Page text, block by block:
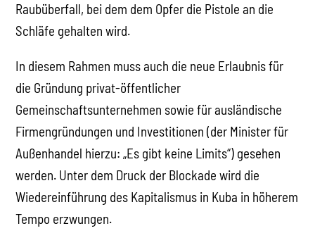
Raubüberfall, bei dem dem Opfer die Pistole an die
Schläfe gehalten wird.
In diesem Rahmen muss auch die neue Erlaubnis für
die Gründung privat-öffentlicher
Gemeinschaftsunternehmen sowie für ausländische
Firmengründungen und Investitionen (der Minister für
Außenhandel hierzu: „Es gibt keine Limits“) gesehen
werden. Unter dem Druck der Blockade wird die
Wiedereinführung des Kapitalismus in Kuba in höherem
Tempo erzwungen.